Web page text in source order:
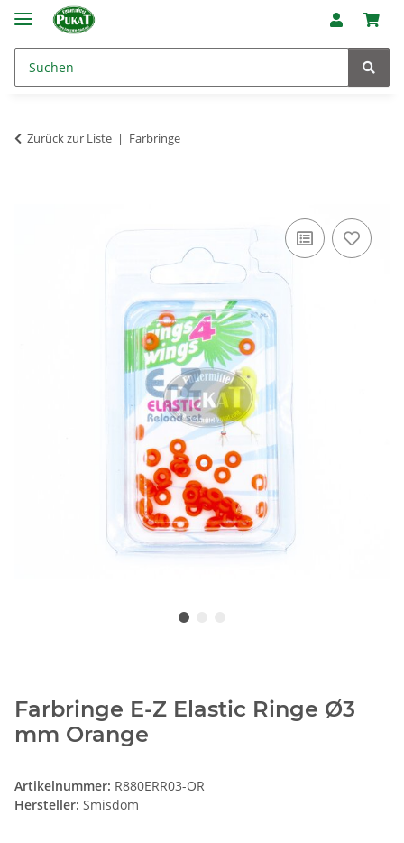
Zurück zur Liste Farbringe
Farbringe E-Z Elastic Ringe Ø3
mm Orange
Artikelnummer: R880ERR03-OR
Hersteller: Smisdom